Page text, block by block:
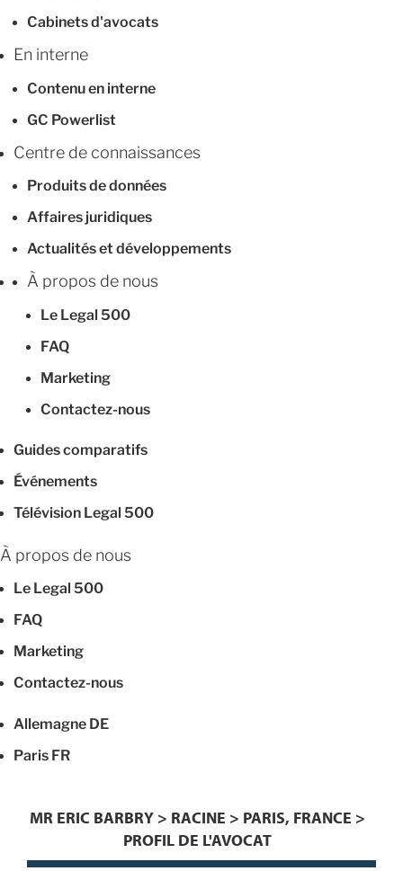
Cabinets d'avocats
En interne
Contenu en interne
GC Powerlist
Centre de connaissances
Produits de données
Affaires juridiques
Actualités et développements
À propos de nous
Le Legal 500
FAQ
Marketing
Contactez-nous
Guides comparatifs
Événements
Télévision Legal 500
À propos de nous
Le Legal 500
FAQ
Marketing
Contactez-nous
Allemagne DE
Paris FR
MR ERIC BARBRY > RACINE > PARIS, FRANCE >
PROFIL DE L'AVOCAT